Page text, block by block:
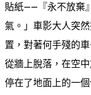
貼紙——『永不放棄
氣。」車影大人突
置，對著何手殘的
從牆上脫落，在空
停在了地面上的一